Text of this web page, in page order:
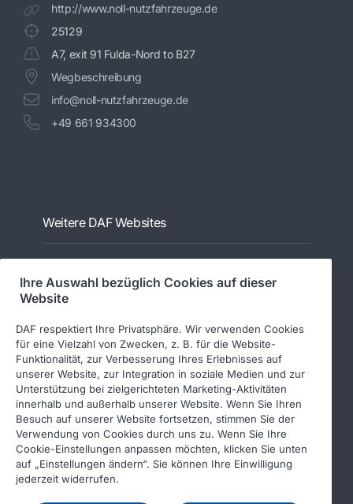
http://www.noll-nutzfahrzeuge.de
25129
A7, exit 91 Fulda-Nord to B27
Wegbeschreibung
info@noll-nutzfahrzeuge.de
+49 661 934300
Weitere DAF Websites
Pflichtinhalte
Impressum
Datenschutz
Allgemeine Geschäftsbedingungen
Ihre Auswahl bezüglich Cookies auf dieser
Website
DAF respektiert Ihre Privatsphäre. Wir verwenden Cookies
für eine Vielzahl von Zwecken, z. B. für die Website-
Funktionalität, zur Verbesserung Ihres Erlebnisses auf
unserer Website, zur Integration in soziale Medien und zur
Unterstützung bei zielgerichteten Marketing-Aktivitäten
innerhalb und außerhalb unserer Website. Wenn Sie Ihren
Besuch auf unserer Website fortsetzen, stimmen Sie der
Verwendung von Cookies durch uns zu. Wenn Sie Ihre
Cookie-Einstellungen anpassen möchten, klicken Sie unten
auf „Einstellungen ändern“. Sie können Ihre Einwilligung
jederzeit widerrufen.